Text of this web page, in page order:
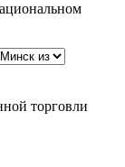
торговли